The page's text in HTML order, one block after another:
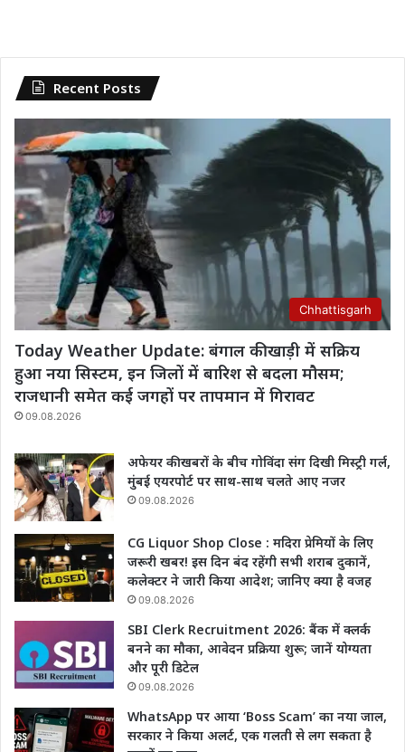
Recent Posts
Chhattisgarh
Today Weather Update: बंगाल की खाड़ी में सक्रिय
हुआ नया सिस्टम, इन जिलों में बारिश से बदला मौसम;
राजधानी समेत कई जगहों पर तापमान में गिरावट
09.08.2026
अफेयर की खबरों के बीच गोविंदा संग दिखी मिस्ट्री गर्ल,
मुंबई एयरपोर्ट पर साथ-साथ चलते आए नजर
09.08.2026
CG Liquor Shop Close : मदिरा प्रेमियों के लिए
जरूरी खबर! इस दिन बंद रहेंगी सभी शराब दुकानें,
कलेक्टर ने जारी किया आदेश; जानिए क्या है वजह
09.08.2026
SBI Clerk Recruitment 2026: बैंक में क्लर्क
बनने का मौका, आवेदन प्रक्रिया शुरू; जानें योग्यता
और पूरी डिटेल
09.08.2026
WhatsApp पर आया ‘Boss Scam’ का नया जाल,
सरकार ने किया अलर्ट, एक गलती से लग सकता है